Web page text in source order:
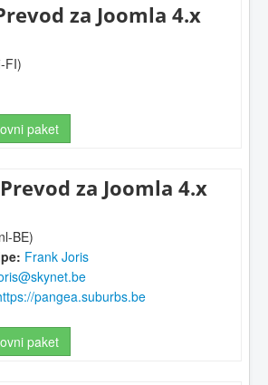
za Joomla 4.x
FI)
paket
za Joomla 4.x
BE)
Frank Joris
pangea.suburbs.be
paket